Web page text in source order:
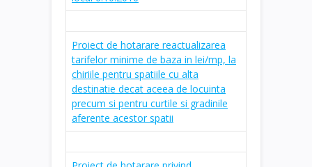
Proiect de hotarare reactualizarea
tarifelor minime de baza in lei/mp, la
chiriile pentru spatiile cu alta
destinatie decat aceea de locuinta
precum si pentru curtile si gradinile
aferente acestor spatii